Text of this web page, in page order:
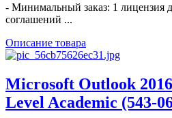
- Минимальный заказ: 1 лицензия
соглашений ...
Описание товара
Microsoft Outlook
Level Academic (543-